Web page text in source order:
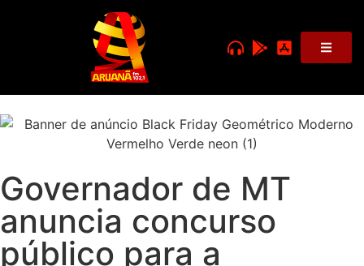
Governador de MT
anuncia concurso
público para a